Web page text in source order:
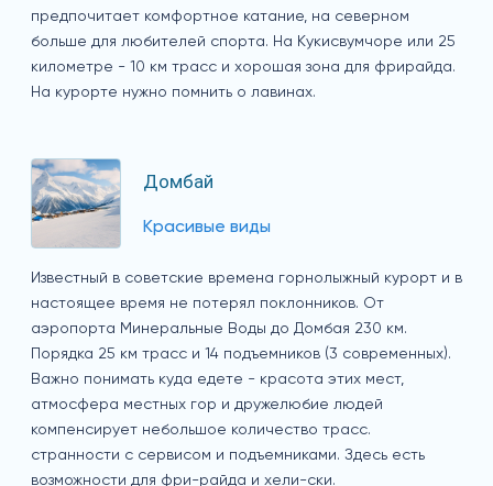
предпочитает комфортное катание, на северном
больше для любителей спорта. На Кукисвумчоре или 25
километре - 10 км трасс и хорошая зона для фрирайда.
На курорте нужно помнить о лавинах.
Домбай
Красивые виды
Известный в советские времена горнолыжный курорт и в
настоящее время не потерял поклонников. От
аэропорта Минеральные Воды до Домбая 230 км.
Порядка 25 км трасс и 14 подъемников (3 современных).
Важно понимать куда едете - красота этих мест,
атмосфера местных гор и дружелюбие людей
компенсирует небольшое количество трасс.
странности с сервисом и подъемниками. Здесь есть
возможности для фри-райда и хели-ски.